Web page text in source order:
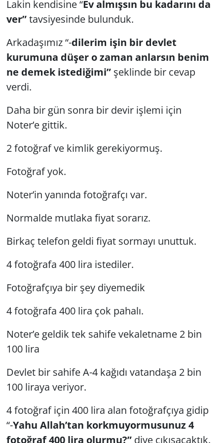
Lakin kendisine “Ev almışsın bu kadarını da
ver”tavsiyesinde bulunduk.
Arkadaşımız “-dilerim işin bir devlet
kurumuna düşer o zaman anlarsın benim
ne demek istediğimi”şeklinde bir cevap
verdi.
Daha bir gün sonra bir devir işlemi için
Noter’e gittik.
2 fotoğraf ve kimlik gerekiyormuş.
Fotoğraf yok.
Noter’in yanında fotoğrafçı var.
Normalde mutlaka fiyat sorarız.
Birkaç telefon geldi fiyat sormayı unuttuk.
4 fotoğrafa 400 lira istediler.
Fotoğrafçıya bir şey diyemedik
4 fotoğrafa 400 lira çok pahalı.
Noter’e geldik tek sahife vekaletname 2 bin
100 lira
Devlet bir sahife A-4 kağıdı vatandaşa 2 bin
100 liraya veriyor.
4 fotoğraf için 400 lira alan fotoğrafçıya gidip
“-Yahu Allah’tan korkmuyormusunuz 4
fotoğraf 400 lira olurmu?”diye çıkışacaktık.